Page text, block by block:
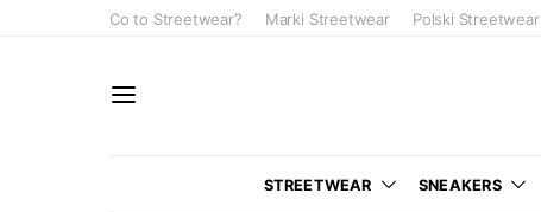
Co to Streetwear? Marki Streetwear Polski Streetwear
STREETWEAR SNEAKERS